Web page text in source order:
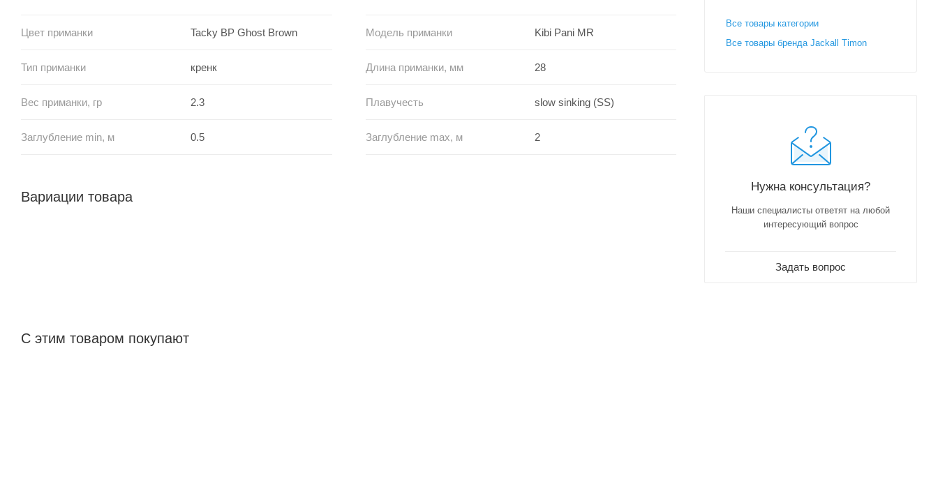
Цвет приманки Tacky BP Ghost Brown Модель приманки Kibi Pani MR
Тип приманки кренк Длина приманки, мм 28
Вес приманки, гр 2.3 Плавучесть slow sinking (SS)
Заглубление min, м 0.5 Заглубление max, м 2
Вариации товара
С этим товаром покупают
Все товары категории
Все товары бренда Jackall Timon
Нужна консультация?
Наши специалисты ответят на любой
интересующий вопрос
Задать вопрос